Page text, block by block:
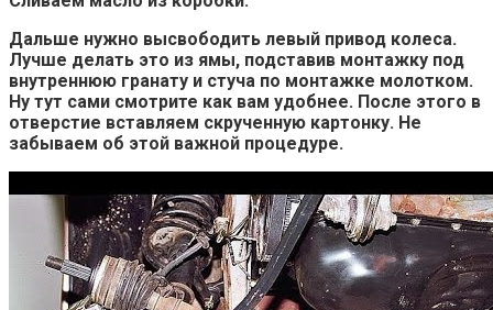
Дальше нужно высвободить левый привод колеса.
Лучше делать это из ямы, подставив монтажку под
внутреннюю гранату и стуча по монтажке молотком.
Ну тут сами смотрите как вам удобнее. После этого в
отверстие вставляем скрученную картонку. Не
забываем об этой важной процедуре.